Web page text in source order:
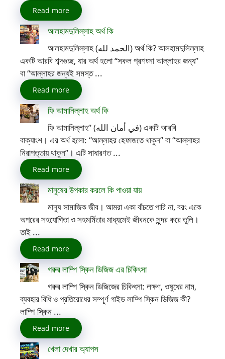
Read more
আলহামদুলিল্লাহ অর্থ কি
আলহামদুলিল্লাহ (الحمد لله) অর্থ কি? আলহামদুলিল্লাহ
একটি আরবি শব্দগুচ্ছ, যার অর্থ হলো “সকল প্রশংসা আল্লাহর জন্য”
বা “আল্লাহর জন্যই সমস্ত ...
Read more
ফি আমানিল্লাহ অর্থ কি
ফি আমানিল্লাহ” (في أمان الله) একটি আরবি
বাক্যাংশ। এর অর্থ হলো: “আল্লাহর হেফাজতে থাকুন” বা “আল্লাহর
নিরাপত্তায় থাকুন”। এটি সাধারণত ...
Read more
মানুষের উপকার করলে কি পাওয়া যায়
মানুষ সামাজিক জীব। আমরা একা বাঁচতে পারি না, বরং একে
অপরের সহযোগিতা ও সহমর্মিতার মাধ্যমেই জীবনকে সুন্দর করে তুলি।
তাই ...
Read more
গরুর লাম্পি স্কিন ডিজিজ এর চিকিৎসা
গরুর লাম্পি স্কিন ডিজিজের চিকিৎসা: লক্ষণ, ওষুধের নাম,
ব্যবহার বিধি ও প্রতিরোধের সম্পূর্ণ গাইড লাম্পি স্কিন ডিজিজ কী?
লাম্পি স্কিন ...
Read more
খেলা দেখার অ্যাপস